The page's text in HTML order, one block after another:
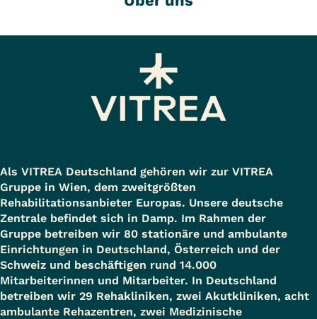
Als VITREA Deutschland gehören wir zur VITREA
Gruppe in Wien, dem zweitgrößten
Rehabilitationsanbieter Europas. Unsere deutsche
Zentrale befindet sich in Damp. Im Rahmen der
Gruppe betreiben wir 80 stationäre und ambulante
Einrichtungen in Deutschland, Österreich und der
Schweiz und beschäftigen rund 14.000
Mitarbeiterinnen und Mitarbeiter. In Deutschland
betreiben wir 29 Rehakliniken, zwei Akutkliniken, acht
ambulante Rehazentren, zwei Medizinische